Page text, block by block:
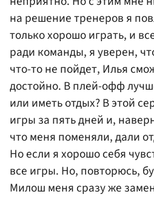
на решение тренеров я
только хорошо играть, и
ради команды, я уверен,
что-то не пойдет, Илья
достойно. В плей-офф
или иметь отдых? В этой
игры за пять дней и,
что меня поменяли, дали
Но если я хорошо себя
все игры. Но, повторюсь,
Милош меня сразу же